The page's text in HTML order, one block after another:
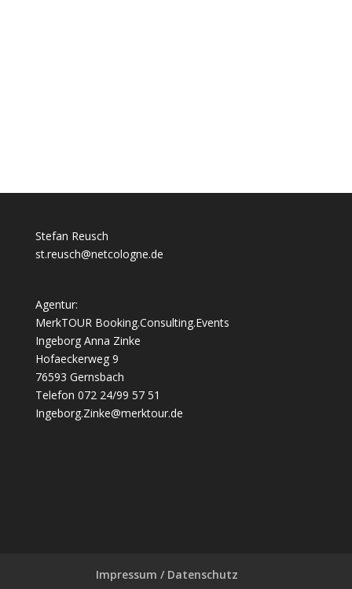
Stefan Reusch
st.reusch@netcologne.de
Agentur:
MerkTOUR Booking.Consulting.Events
Ingeborg Anna Zinke
Hofaeckerweg 9
76593 Gernsbach
Telefon 072 24/99 57 51
Ingeborg.Zinke@merktour.de
Impressum / Datenschutz